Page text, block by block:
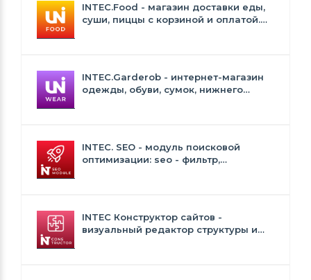
INTEC.Food - магазин доставки еды,
суши, пиццы с корзиной и оплатой.
INTEC.Garderob - интернет-магазин
одежды, обуви, сумок, нижнего
INTEC. SEO - модуль поисковой
оптимизации: seo - фильтр,
INTEC Конструктор сайтов -
визуальный редактор структуры и